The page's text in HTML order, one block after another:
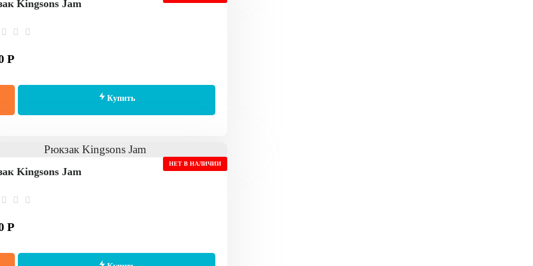
Kingsons Jam
Р
Купить
НЕТ В НАЛИЧИИ
Kingsons Jam
Р